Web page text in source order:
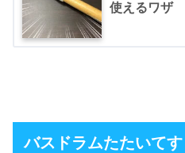
使えるワザ
バスドラムたたいて